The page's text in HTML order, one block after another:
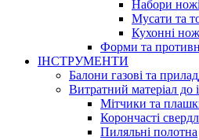
Набори
Мусати та
Кухонні
Форми та
ІНСТРУМЕНТИ
Балони газові та
Витратний матеріал до
Мітчики та
Корончасті
Пиляльні полотна